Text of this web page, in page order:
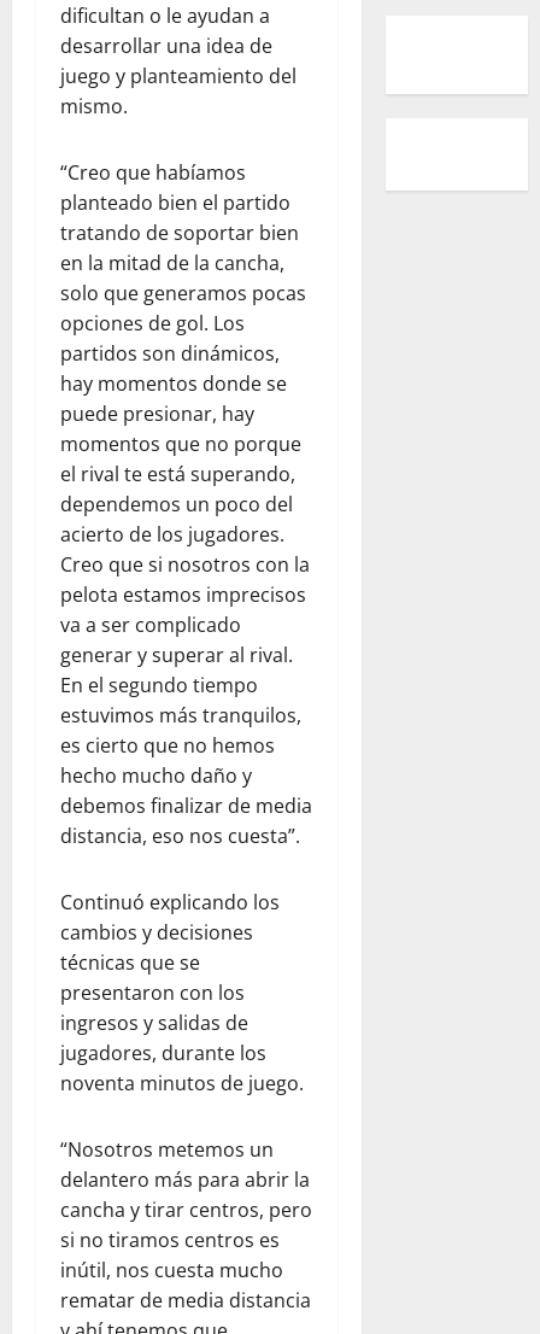
dificultan o le ayudan a
desarrollar una idea de
juego y planteamiento del
mismo.
“Creo que habíamos
planteado bien el partido
tratando de soportar bien
en la mitad de la cancha,
solo que generamos pocas
opciones de gol. Los
partidos son dinámicos,
hay momentos donde se
puede presionar, hay
momentos que no porque
el rival te está superando,
dependemos un poco del
acierto de los jugadores.
Creo que si nosotros con la
pelota estamos imprecisos
va a ser complicado
generar y superar al rival.
En el segundo tiempo
estuvimos más tranquilos,
es cierto que no hemos
hecho mucho daño y
debemos finalizar de media
distancia, eso nos cuesta”.
Continuó explicando los
cambios y decisiones
técnicas que se
presentaron con los
ingresos y salidas de
jugadores, durante los
noventa minutos de juego.
“Nosotros metemos un
delantero más para abrir la
cancha y tirar centros, pero
si no tiramos centros es
inútil, nos cuesta mucho
rematar de media distancia